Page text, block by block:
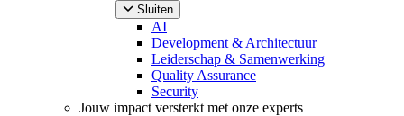
Sluiten
AI
Development & Architectuur
Leiderschap & Samenwerking
Quality Assurance
Security
Jouw impact versterkt met onze experts